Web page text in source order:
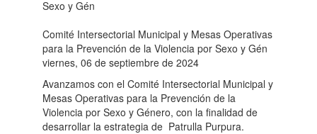
Comité Intersectorial Municipal y Mesas Operativas
para la Prevención de la Violencia por Sexo y Gén
viernes, 06 de septiembre de 2024
Avanzamos con el Comité Intersectorial Municipal y
Mesas Operativas para la Prevención de la
Violencia por Sexo y Género, con la finalidad de
desarrollar la estrategia de Patrulla Purpura.